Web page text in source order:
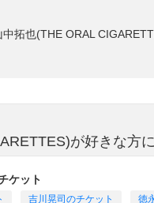
中拓也(THE ORAL
が好きな方
ケット
吉川晃司のチケット 徳